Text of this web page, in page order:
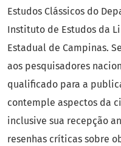
Estudos Clássicos do
Instituto de Estudos da
Estadual de Campinas.
aos pesquisadores
qualificado para a
contemple aspectos da
inclusive sua recepção
resenhas críticas sobre